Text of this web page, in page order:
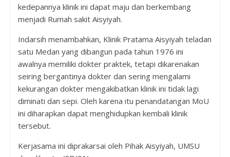
kedepannya klinik ini dapat maju dan berkembang
menjadi Rumah sakit Aisyiyah.
Indarsih menambahkan, Klinik Pratama Aisyiyah teladan
satu Medan yang dibangun pada tahun 1976 ini
awalnya memiliki dokter praktek, tetapi dikarenakan
seiring bergantinya dokter dan sering mengalami
kekurangan dokter mengakibatkan klinik ini tidak lagi
diminati dan sepi. Oleh karena itu penandatangan MoU
ini diharapkan dapat menghidupkan kembali klinik
tersebut.
Kerjasama ini diprakarsai oleh Pihak Aisyiyah, UMSU